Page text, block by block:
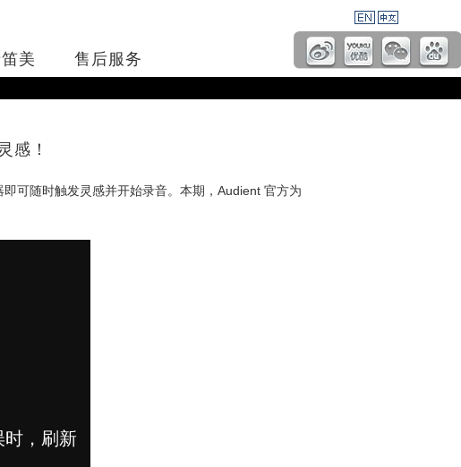
美 售后服务
感！
可随时触发灵感并开始录音。本期，Audient 官方为